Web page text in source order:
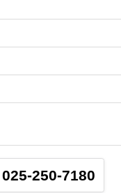
025-250-7180